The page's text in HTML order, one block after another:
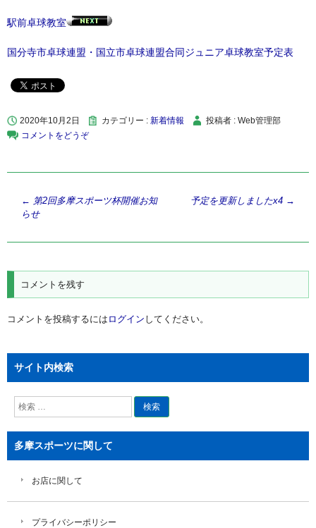
駅前卓球教室
国分寺市卓球連盟・国立市卓球連盟合同ジュニア卓球教室予定表
2020年10月2日 カテゴリー : 新着情報
投稿者 : Web管理部
コメントをどうぞ
ナ
ゲ
ー
← 第2回多摩スポーツ杯開催お知
らせ
予定を更新しましたx4 →
コメントを残す
コメントを投稿するには ログイン してください。
サイト内検索
検
索
多摩スポーツに関して
お店に関して
プライバシーポリシー